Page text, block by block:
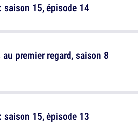
saison 15, épisode 14
saison 15, épisode 13
au premier regard, saison 8